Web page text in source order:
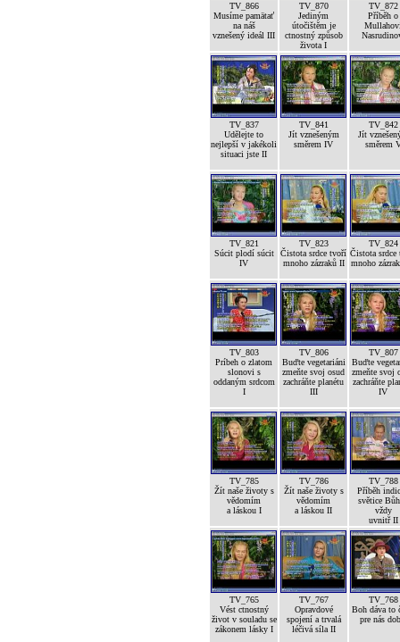
TV_866
Musíme pamätať
na náš
vznešený ideál III
TV_870
Jediným
útočištěm je
ctnostný způsob
života I
TV_872
Příběh o
TV_837
Udělejte to
nejlepší v jakékoli
situaci jste II
TV_841
Jít vznešeným
směrem IV
TV_842
Jít
směrem
TV_821
Súcit plodí súcit
IV
TV_823
Čistota srdce tvoří
mnoho zázraků II
TV_824
Čistota srdce
mnoho
TV_803
Príbeh o zlatom
slonovi s
oddaným srdcom
I
TV_806
Buďte vegetariáni
zmeňte svoj osud
zachráňte planétu
III
TV_807
Buďte
zmeňte svoj
zachráňte
IV
TV_785
Žít naše životy s
vědomím
a láskou I
TV_786
Žít naše životy s
vědomím
a láskou II
TV_788
Příběh
světice
vždy
uvnitř II
TV_765
Vést ctnostný
život v souladu se
zákonem lásky I
TV_767
Opravdové
spojení a trvalá
léčivá síla II
TV_768
Boh dáva to
pre nás